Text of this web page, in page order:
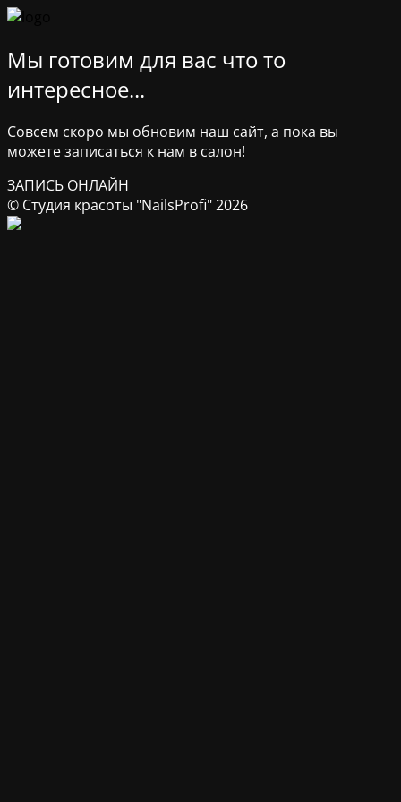
Мы готовим для вас что то
интересное...
Совсем скоро мы обновим наш сайт, а пока вы
можете записаться к нам в салон!
ЗАПИСЬ ОНЛАЙН
© Студия красоты "NailsProfi" 2026